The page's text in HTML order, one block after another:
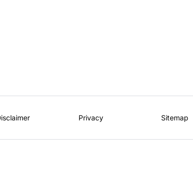
Privacy Sitemap